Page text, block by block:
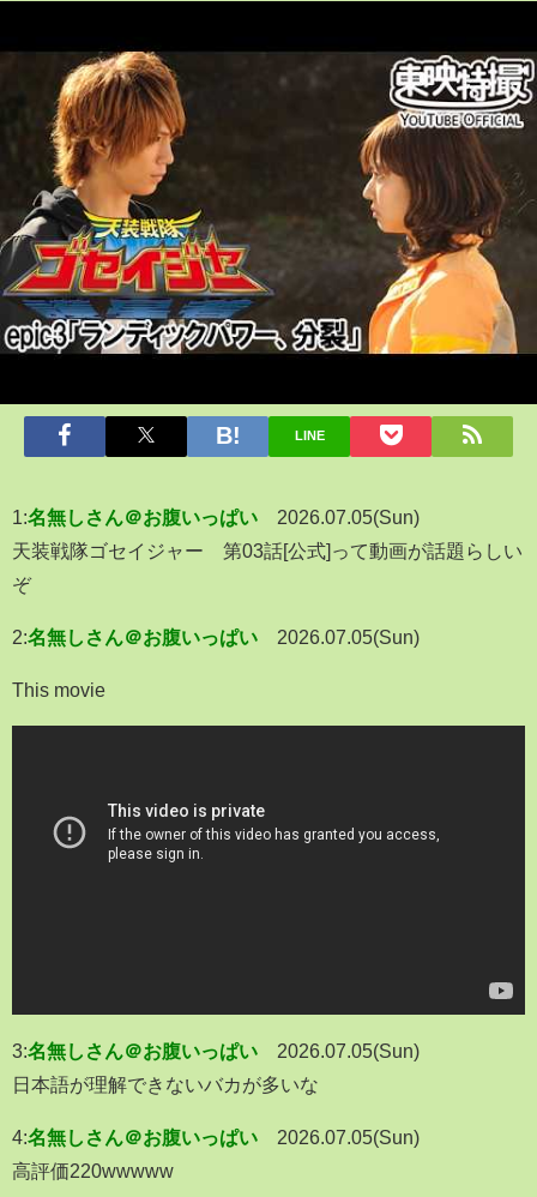
LINE
1:名無しさん＠お腹いっぱい
2026.07.05(Sun)
天装戦隊ゴセイジャー 第03話[公式]って動画が話題らしい
ぞ
2:名無しさん＠お腹いっぱい 2026.07.05(Sun)
This movie
3:名無しさん＠お腹いっぱい
2026.07.05(Sun)
日本語が理解できないバカが多いな
4:名無しさん＠お腹いっぱい
2026.07.05(Sun)
高評価220wwwww